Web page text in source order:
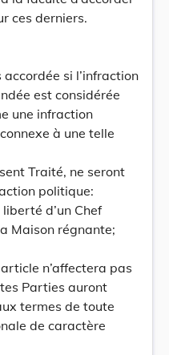
ces derniers.
si l’infraction
est considérée
une infraction
à une telle
Traité, ne seront
politique:
d’un Chef
Maison régnante;
n’affectera pas
Parties auront
termes de toute
de caractère